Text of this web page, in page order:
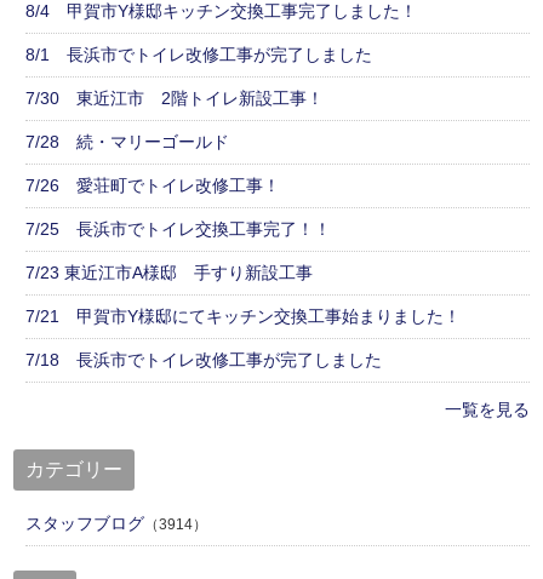
8/4 甲賀市Y様邸キッチン交換工事完了しました！
8/1 長浜市でトイレ改修工事が完了しました
7/30 東近江市 2階トイレ新設工事！
7/28 続・マリーゴールド
7/26 愛荘町でトイレ改修工事！
7/25 長浜市でトイレ交換工事完了！！
7/23 東近江市A様邸 手すり新設工事
7/21 甲賀市Y様邸にてキッチン交換工事始まりました！
7/18 長浜市でトイレ改修工事が完了しました
一覧を見る
カテゴリー
スタッフブログ （3914）